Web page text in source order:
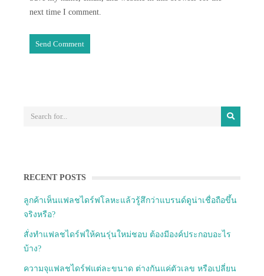
next time I comment.
RECENT POSTS
ลูกค้าเห็นแฟลชไดร์ฟโลหะแล้วรู้สึกว่าแบรนด์ดูน่าเชื่อถือขึ้น
จริงหรือ?
สั่งทำแฟลชไดร์ฟให้คนรุ่นใหม่ชอบ ต้องมีองค์ประกอบอะไร
บ้าง?
ความจุแฟลชไดร์ฟแต่ละขนาด ต่างกันแค่ตัวเลข หรือเปลี่ยน